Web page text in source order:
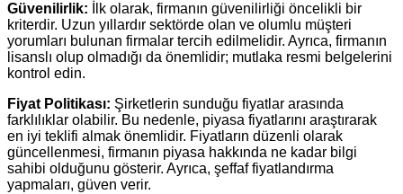
Güvenilirlik: İlk olarak, firmanın güvenilirliği öncelikli bir
kriterdir. Uzun yıllardır sektörde olan ve olumlu müşteri
yorumları bulunan firmalar tercih edilmelidir. Ayrıca, firmanın
lisanslı olup olmadığı da önemlidir; mutlaka resmi belgelerini
kontrol edin.
Fiyat Politikası: Şirketlerin sunduğu fiyatlar arasında
farklılıklar olabilir. Bu nedenle, piyasa fiyatlarını araştırarak
en iyi teklifi almak önemlidir. Fiyatların düzenli olarak
güncellenmesi, firmanın piyasa hakkında ne kadar bilgi
sahibi olduğunu gösterir. Ayrıca, şeffaf fiyatlandırma
yapmaları, güven verir.